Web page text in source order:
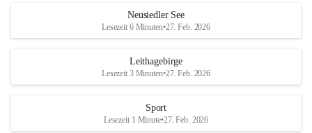
S
und den daraus folgenden wirtschaftlichen
Maßnahmen zur Bekämpfung
Rebe und der Amerikanischen
r
S
Neusiedler See
Lesezeit 6 Minuten•27. Feb. 2026
Leithagebirge
Lesezeit 3 Minuten•27. Feb. 2026
Sport
Lesezeit 1 Minute•27. Feb. 2026